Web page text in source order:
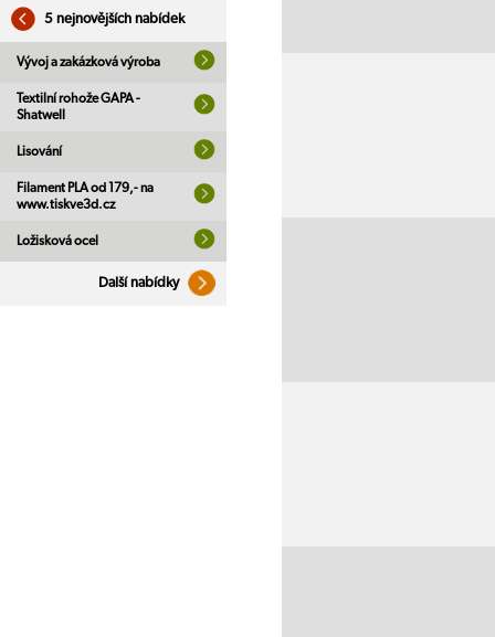
5 nejnovějších nabídek
Vývoj a zakázková výroba
Textilní rohože GAPA -
Shatwell
Lisování
Filament PLA od 179,- na
www.tiskve3d.cz
Ložisková ocel
Další nabídky